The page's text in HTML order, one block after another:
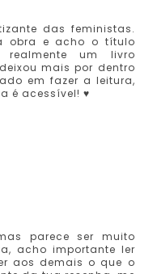
das feministas.
obra e acho o título
realmente um livro
mais por dentro
em fazer a leitura,
é acessível! ♥
parece ser muito
acho importante ler
aos demais o que o